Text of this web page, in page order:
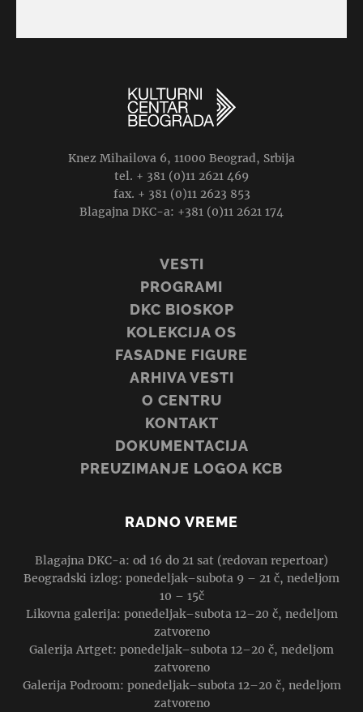
Knez Mihailova 6, 11000 Beograd, Srbija
tel. + 381 (0)11 2621 469
fax. + 381 (0)11 2623 853
Blagajna DKC-a: +381 (0)11 2621 174
VESTI
PROGRAMI
DKC BIOSKOP
KOLEKCIJA OS
FASADNE FIGURE
ARHIVA VESTI
O CENTRU
KONTAKT
DOKUMENTACIJA
PREUZIMANJE LOGOA KCB
RADNO VREME
Blagajna DKC-a: od 16 do 21 sat (redovan repertoar)
Beogradski izlog: ponedeljak–subota 9 – 21 č, nedeljom
10 – 15č
Likovna galerija: ponedeljak–subota 12–20 č, nedeljom
zatvoreno
Galerija Artget: ponedeljak–subota 12–20 č, nedeljom
zatvoreno
Galerija Podroom: ponedeljak–subota 12–20 č, nedeljom
zatvoreno